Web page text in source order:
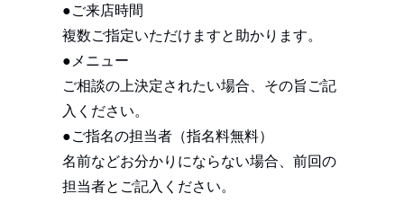
●ご来店時間
複数ご指定いただけますと助かります。
●メニュー
ご相談の上決定されたい場合、その旨ご記
入ください。
●ご指名の担当者（指名料無料）
名前などお分かりにならない場合、前回の
担当者とご記入ください。